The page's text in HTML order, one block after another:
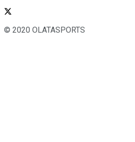
© 2020 OLATASPORTS